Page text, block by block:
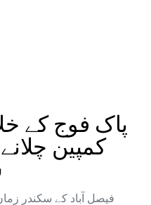
پاک فوج کے
فیصل آباد کے سکندر